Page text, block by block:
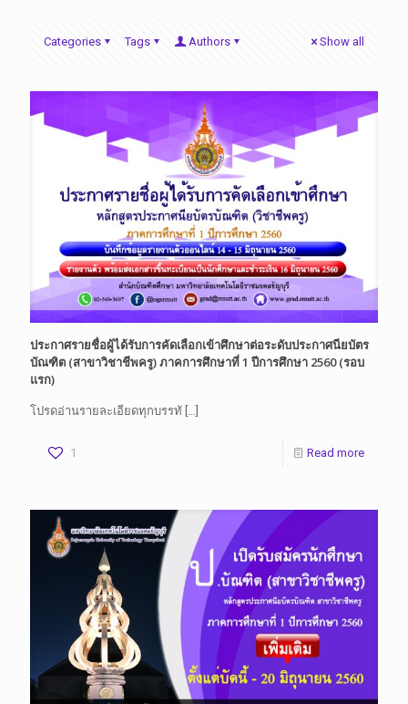
Categories Tags Authors Show all
ประกาศรายชื่อผู้ได้รับการคัดเลือกเข้าศึกษาต่อระดับประกาศนียบัตร
บัณฑิต (สาขาวิชาชีพครู) ภาคการศึกษาที่ 1 ปีการศึกษา 2560 (รอบ
แรก)
โปรดอ่านรายละเอียดทุกบรรทั
1 Read more